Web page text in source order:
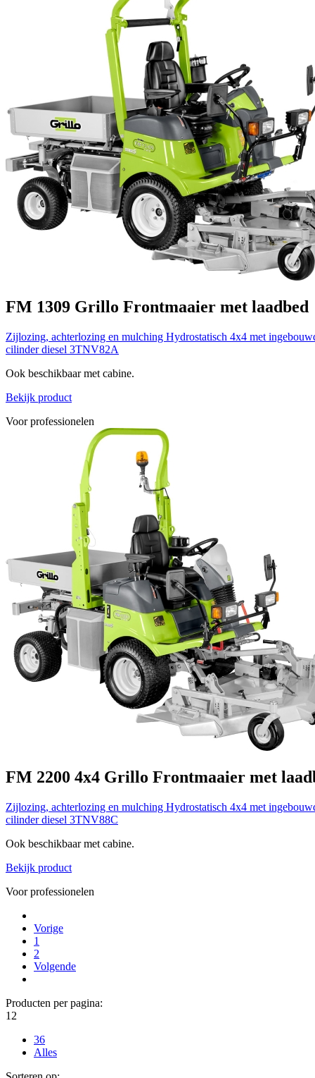
FM 1309 Grillo Frontmaaier met laadbed
Zijlozing, achterlozing en mulching Hydrostatisch 4x4 met
cilinder diesel 3TNV82A
Ook beschikbaar met cabine.
Bekijk product
Voor professionelen
FM 2200 4x4 Grillo Frontmaaier met
Zijlozing, achterlozing en mulching Hydrostatisch 4x4 met
cilinder diesel 3TNV88C
Ook beschikbaar met cabine.
Bekijk product
Voor professionelen
Vorige
1
2
Volgende
Producten per pagina:
12
36
Alles